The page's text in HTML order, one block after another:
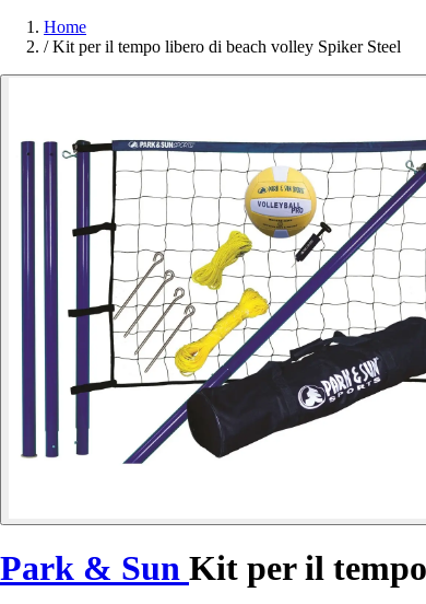
Home
/ Kit per il tempo libero di beach volley Spiker Steel
Park & Sun Kit per il